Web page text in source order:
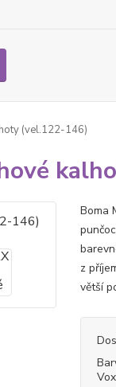
(vel.122-146)
Boma
z
větší